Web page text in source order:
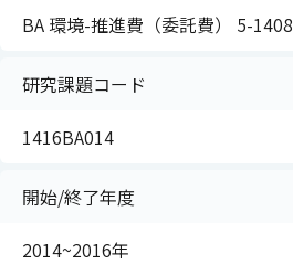
BA 環境-推進費（委託費） 5-1408
研究課題コード
1416BA014
開始/終了年度
2014~2016年